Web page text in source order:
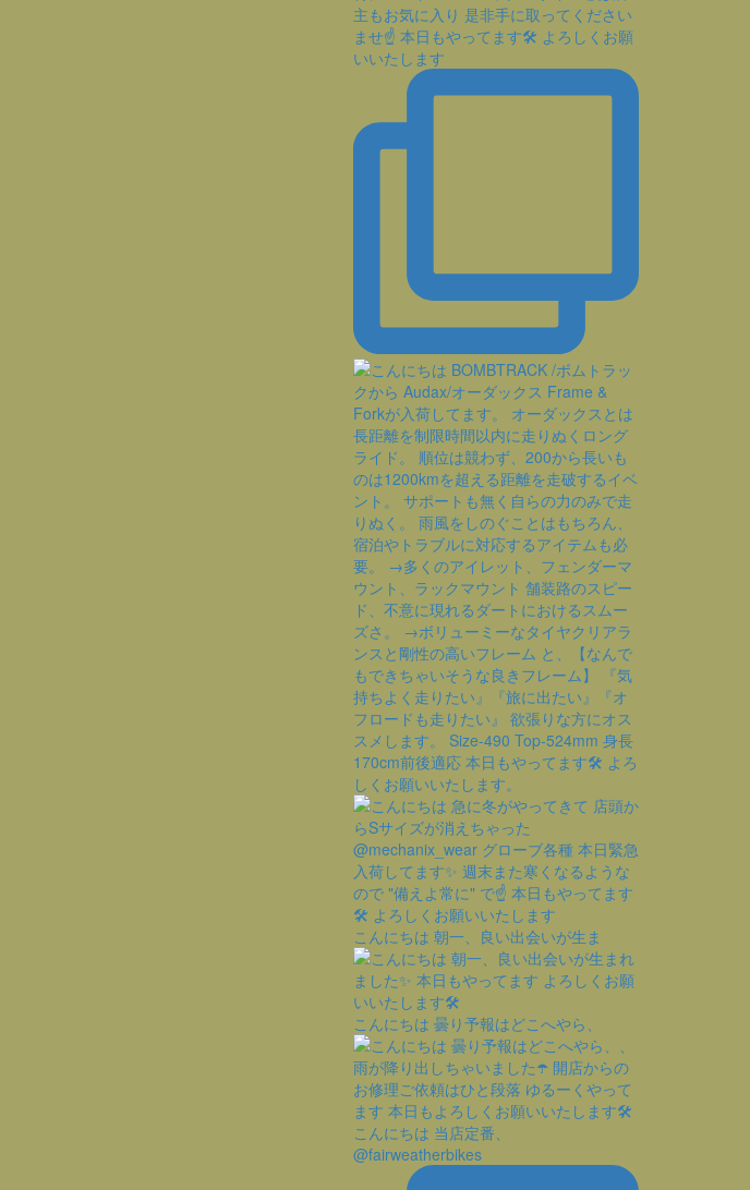
こんにちは 朝一、良い出会いが生ま
こんにちは 曇り予報はどこへやら、
こんにちは 当店定番、
@fairweatherbikes